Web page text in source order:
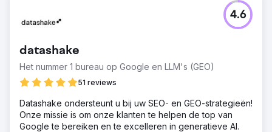
datashake
Het nummer 1 bureau op Google en LLM's (GEO)
51 reviews
4.6
Datashake ondersteunt u bij uw SEO- en GEO-strategieën!
Onze missie is om onze klanten te helpen de top van
Google te bereiken en te excelleren in generatieve AI.